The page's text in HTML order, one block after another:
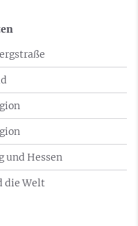
und Hessen
die Welt